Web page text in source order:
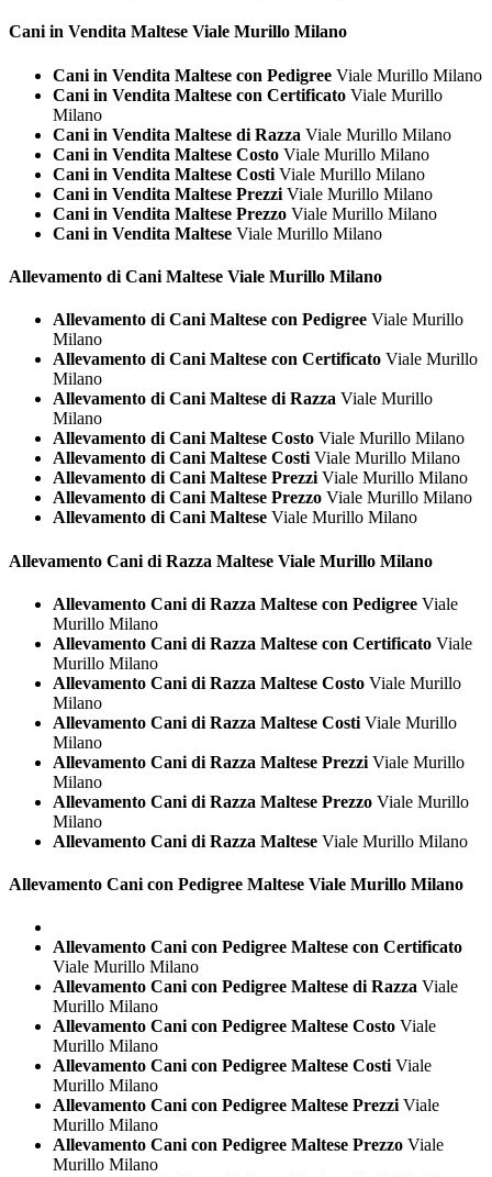
Cani in Vendita Maltese Viale Murillo Milano
Cani in Vendita Maltese con Pedigree Viale Murillo Milano
Cani in Vendita Maltese con Certificato Viale Murillo
Milano
Cani in Vendita Maltese di Razza Viale Murillo Milano
Cani in Vendita Maltese Costo Viale Murillo Milano
Cani in Vendita Maltese Costi Viale Murillo Milano
Cani in Vendita Maltese Prezzi Viale Murillo Milano
Cani in Vendita Maltese Prezzo Viale Murillo Milano
Cani in Vendita Maltese Viale Murillo Milano
Allevamento di Cani Maltese Viale Murillo Milano
Allevamento di Cani Maltese con Pedigree Viale Murillo
Milano
Allevamento di Cani Maltese con Certificato Viale Murillo
Milano
Allevamento di Cani Maltese di Razza Viale Murillo
Milano
Allevamento di Cani Maltese Costo Viale Murillo Milano
Allevamento di Cani Maltese Costi Viale Murillo Milano
Allevamento di Cani Maltese Prezzi Viale Murillo Milano
Allevamento di Cani Maltese Prezzo Viale Murillo Milano
Allevamento di Cani Maltese Viale Murillo Milano
Allevamento Cani di Razza Maltese Viale Murillo Milano
Allevamento Cani di Razza Maltese con Pedigree Viale
Murillo Milano
Allevamento Cani di Razza Maltese con Certificato Viale
Murillo Milano
Allevamento Cani di Razza Maltese Costo Viale Murillo
Milano
Allevamento Cani di Razza Maltese Costi Viale Murillo
Milano
Allevamento Cani di Razza Maltese Prezzi Viale Murillo
Milano
Allevamento Cani di Razza Maltese Prezzo Viale Murillo
Milano
Allevamento Cani di Razza Maltese Viale Murillo Milano
Allevamento Cani con Pedigree Maltese Viale Murillo Milano
Allevamento Cani con Pedigree Maltese con Certificato
Viale Murillo Milano
Allevamento Cani con Pedigree Maltese di Razza Viale
Murillo Milano
Allevamento Cani con Pedigree Maltese Costo Viale
Murillo Milano
Allevamento Cani con Pedigree Maltese Costi Viale
Murillo Milano
Allevamento Cani con Pedigree Maltese Prezzi Viale
Murillo Milano
Allevamento Cani con Pedigree Maltese Prezzo Viale
Murillo Milano